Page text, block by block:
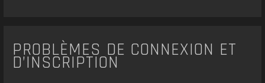
PROBLÈMES DE CONNEXION ET
D’INSCRIPTION